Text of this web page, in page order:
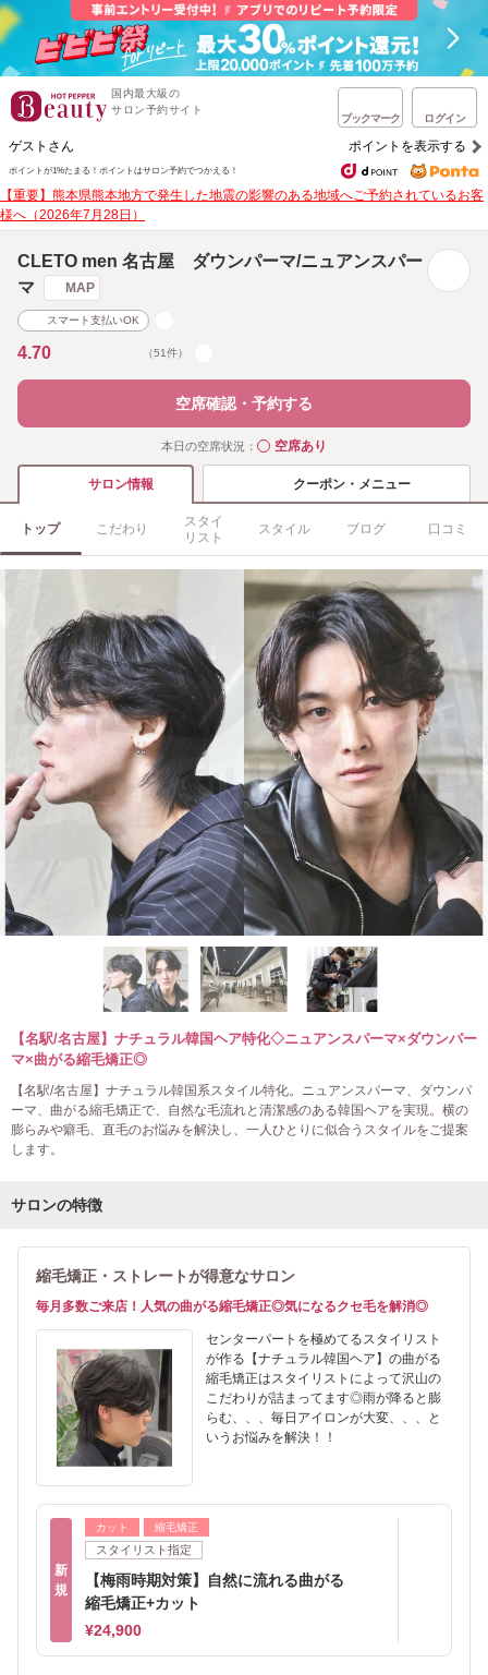
国内最大級の
サロン予約サイト
ブックマーク ログイン
ゲストさん ポイントを表示する
ポイントが1%たまる！ ポイントはサロン予約でつかえる！
【重要】熊本県熊本地方で発生した地震の影響のある地域へご予約されているお客
様へ（2026年7月28日）
CLETO men 名古屋 ダウンパーマ/ニュアンスパー
マ
MAP
スマート支払いOK
4.70 （51件）
空席確認・予約する
本日の空席状況： ◯空席あり
サロン情報 クーポン・メニュー
トップ こだわり
スタイ
リスト
スタイル ブログ 口コミ
【名駅/名古屋】ナチュラル韓国ヘア特化◇ニュアンスパーマ×ダウンパー
マ×曲がる縮毛矯正◎
【名駅/名古屋】ナチュラル韓国系スタイル特化。ニュアンスパーマ、ダウンパ
ーマ、曲がる縮毛矯正で、自然な毛流れと清潔感のある韓国ヘアを実現。横の
膨らみや癖毛、直毛のお悩みを解決し、一人ひとりに似合うスタイルをご提案
します。
サロンの特徴
縮毛矯正・ストレートが得意なサロン
毎月多数ご来店！人気の曲がる縮毛矯正◎気になるクセ毛を解消◎
センターパートを極めてるスタイリスト
が作る【ナチュラル韓国ヘア】の曲がる
縮毛矯正はスタイリストによって沢山の
こだわりが詰まってます◎雨が降ると膨
らむ、、、毎日アイロンが大変、、、と
いうお悩みを解決！！
新
規
カット 縮毛矯正
スタイリスト指定
【梅雨時期対策】自然に流れる曲がる
縮毛矯正+カット
¥24,900